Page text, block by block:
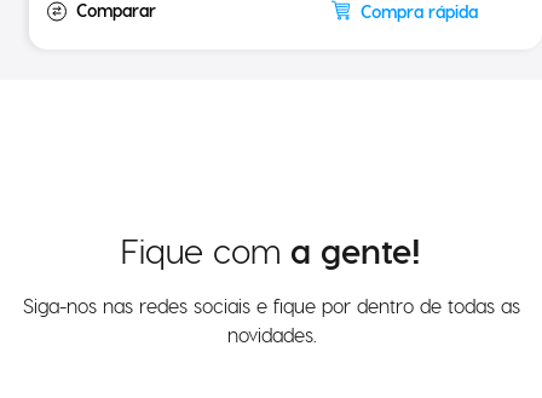
Compra rápida
Fique com a gente!
Siga-nos nas redes sociais e fique por dentro de todas as
novidades.